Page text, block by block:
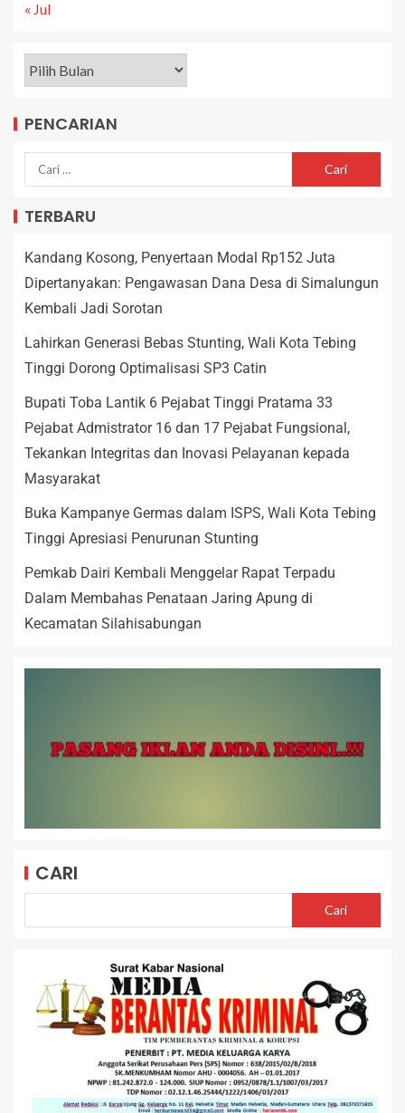
« Jul
PENCARIAN
TERBARU
Kandang Kosong, Penyertaan Modal Rp152 Juta
Dipertanyakan: Pengawasan Dana Desa di Simalungun
Kembali Jadi Sorotan
Lahirkan Generasi Bebas Stunting, Wali Kota Tebing
Tinggi Dorong Optimalisasi SP3 Catin
Bupati Toba Lantik 6 Pejabat Tinggi Pratama 33
Pejabat Admistrator 16 dan 17 Pejabat Fungsional,
Tekankan Integritas dan Inovasi Pelayanan kepada
Masyarakat
Buka Kampanye Germas dalam ISPS, Wali Kota Tebing
Tinggi Apresiasi Penurunan Stunting
Pemkab Dairi Kembali Menggelar Rapat Terpadu
Dalam Membahas Penataan Jaring Apung di
Kecamatan Silahisabungan
CARI
Cari